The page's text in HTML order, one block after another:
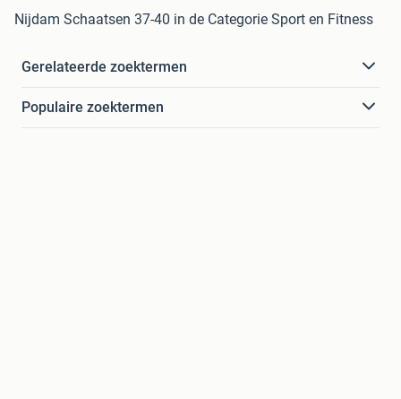
Nijdam Schaatsen 37-40 in de Categorie Sport en Fitness
Gerelateerde zoektermen
Populaire zoektermen